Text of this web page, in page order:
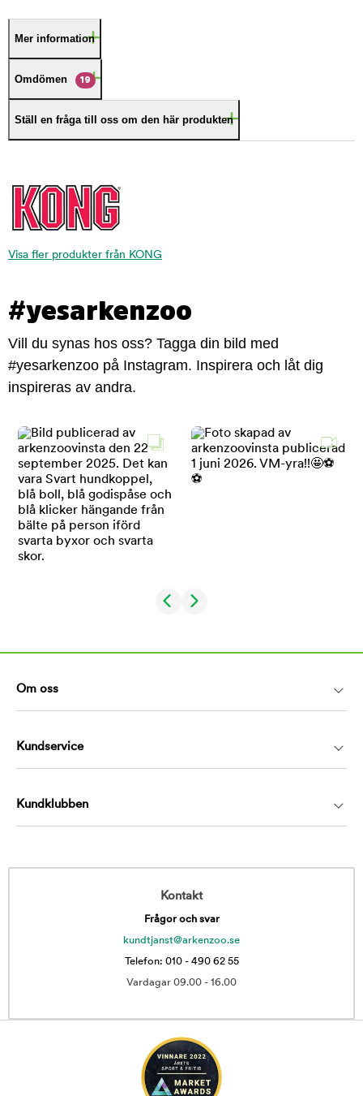
Mer information
Omdömen 19
Ställ en fråga till oss om den här produkten
Visa fler produkter från KONG
#yesarkenzoo
Vill du synas hos oss? Tagga din bild med
#yesarkenzoo på Instagram. Inspirera och låt dig
inspireras av andra.
Om oss
Kundservice
Kundklubben
Kontakt
Frågor och svar
kundtjanst@arkenzoo.se
Telefon: 010 - 490 62 55
Vardagar 09.00 - 16.00